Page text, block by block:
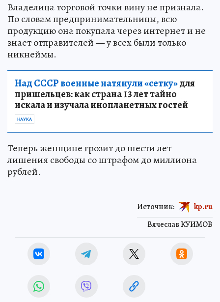
Владелица торговой точки вину не признала.
По словам предпринимательницы, всю
продукцию она покупала через интернет и не
знает отправителей — у всех были только
никнеймы.
Над СССР военные натянули «сетку»для
пришельцев: как страна 13 лет тайно
искала и изучала инопланетных гостей
НАУКА
Теперь женщине грозит до шести лет
лишения свободы со штрафом до миллиона
рублей.
Вячеслав КУИМОВ
Источник: kp.ru